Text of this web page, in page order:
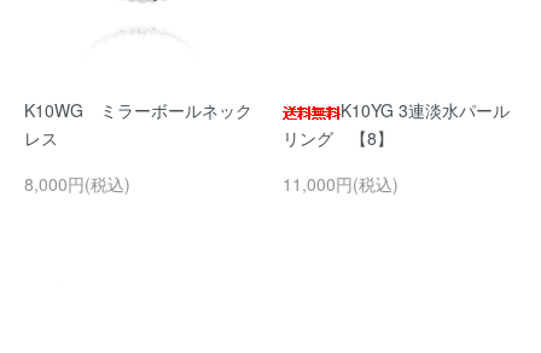
K10WG ミラーボールネック
レス
8,000円(税込)
K10YG 3連淡水パール
リング 【8】
11,000円(税込)